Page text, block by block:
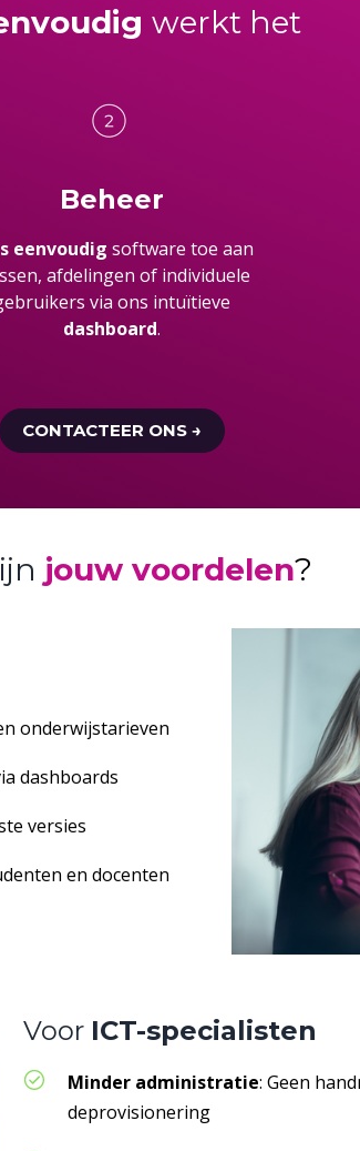
werkt het
Beheer
eenvoudig software toe aan
afdelingen of individuele
via ons intuïtieve
dashboard.
CONTACTEER ONS →
jouw voordelen?
onderwijstarieven
dashboards
versies
en docenten
Voor ICT-specialisten
Minder administratie: Geen
deprovisionering